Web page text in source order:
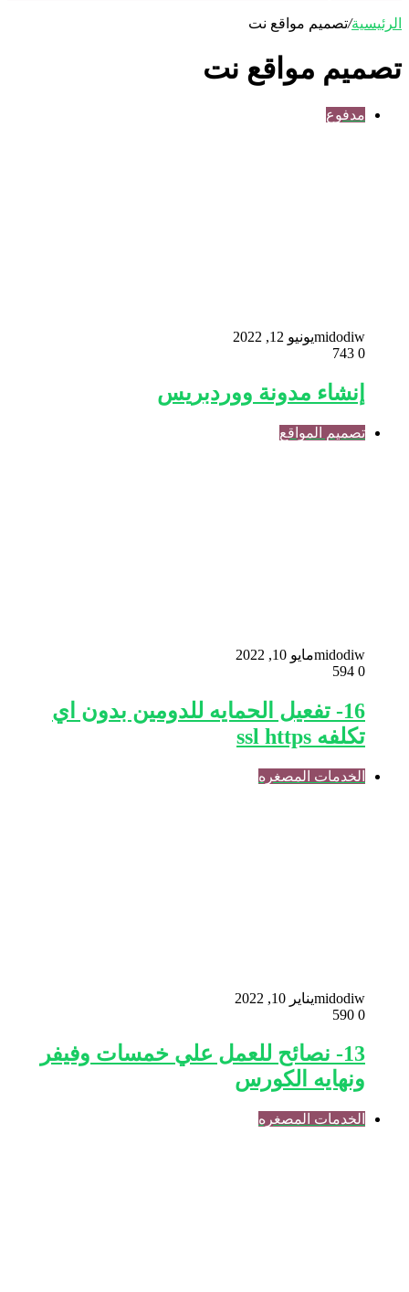
الرئيسية/تصميم مواقع نت
تصميم مواقع نت
مدفوع
midodiwيونيو 12, 2022
0
إنشاء مدونة ووردبريس
تصميم المواقع
midodiwمايو 10, 2022
0
16- تفعيل الحمايه للدومين بدون اي
تكلفه ssl https
الخدمات المصغره
midodiwيناير 10, 2022
0
13- نصائح للعمل علي خمسات وفيفر
ونهايه الكورس
الخدمات المصغره